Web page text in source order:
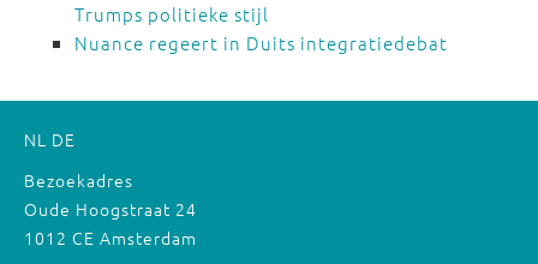
Trumps politieke stijl
Nuance regeert in Duits integratiedebat
NL DE
Bezoekadres
Oude Hoogstraat 24
1012 CE Amsterdam